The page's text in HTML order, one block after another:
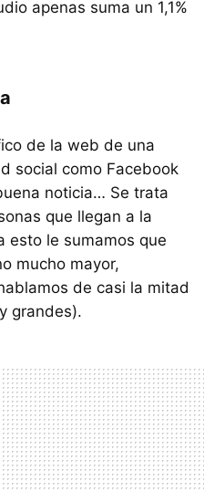
apenas suma un 1,1%
de la web de una
social como Facebook
noticia… Se trata
que llegan a la
esto le sumamos que
mucho mayor,
de casi la mitad
grandes).